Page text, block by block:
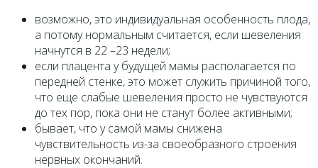
возможно, это индивидуальная особенность плода,
а потому нормальным считается, если шевеления
начнутся в 22 –23 недели;
если плацента у будущей мамы располагается по
передней стенке, это может служить причиной того,
что еще слабые шевеления просто не чувствуются
до тех пор, пока они не станут более активными;
бывает, что у самой мамы снижена
чувствительность из-за своеобразного строения
нервных окончаний.